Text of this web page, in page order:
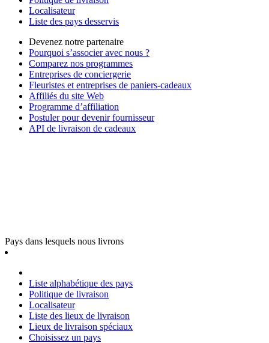
Localisateur
Liste des pays desservis
Devenez notre partenaire
Pourquoi s’associer avec nous ?
Comparez nos programmes
Entreprises de conciergerie
Fleuristes et entreprises de paniers-cadeaux
Affiliés du site Web
Programme d’affiliation
Postuler pour devenir fournisseur
API de livraison de cadeaux
Pays dans lesquels nous livrons
Liste alphabétique des pays
Politique de livraison
Localisateur
Liste des lieux de livraison
Lieux de livraison spéciaux
Choisissez un pays